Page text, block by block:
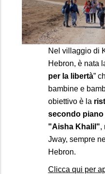
Nel villaggio di
Hebron, è nata
per la libertà”
bambine e
obiettivo è la
secondo
"Aisha Khalil",
Jway, sempre
Hebron.
Clicca qui per